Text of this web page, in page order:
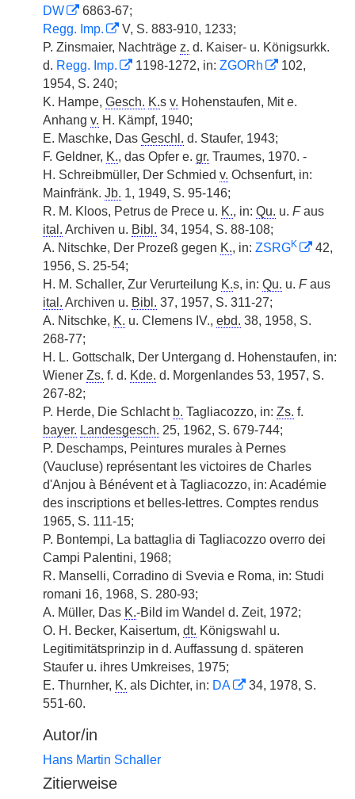
DW
6863-67;
Regg. Imp.
V, S. 883-910, 1233;
P. Zinsmaier, Nachträge z. d. Kaiser- u. Königsurkk.
d. Regg. Imp. 1198-1272, in: ZGORh
102,
1954, S. 240;
K. Hampe, Gesch. K.s v. Hohenstaufen, Mit e.
Anhang v. H. Kämpf, 1940;
E. Maschke, Das Geschl. d. Staufer, 1943;
F. Geldner, K., das Opfer e. gr. Traumes, 1970. -
H. Schreibmüller, Der Schmied v. Ochsenfurt, in:
Mainfränk. Jb. 1, 1949, S. 95-146;
R. M. Kloos, Petrus de Prece u. K., in: Qu. u. Faus
ital. Archiven u. Bibl. 34, 1954, S. 88-108;
A. Nitschke, Der Prozeß gegen K., in: ZSRGK
42,
1956, S. 25-54;
H. M. Schaller, Zur Verurteilung K.s, in: Qu. u. Faus
ital. Archiven u. Bibl. 37, 1957, S. 311-27;
A. Nitschke, K. u. Clemens IV., ebd. 38, 1958, S.
268-77;
H. L. Gottschalk, Der Untergang d. Hohenstaufen, in:
Wiener Zs. f. d. Kde. d. Morgenlandes 53, 1957, S.
267-82;
P. Herde, Die Schlacht b. Tagliacozzo, in: Zs. f.
bayer. Landesgesch. 25, 1962, S. 679-744;
P. Deschamps, Peintures murales à Pernes
(Vaucluse) représentant les victoires de Charles
d'Anjou à Bénévent et à Tagliacozzo, in: Académie
des inscriptions et belles-lettres. Comptes rendus
1965, S. 111-15;
P. Bontempi, La battaglia di Tagliacozzo overro dei
Campi Palentini, 1968;
R. Manselli, Corradino di Svevia e Roma, in: Studi
romani 16, 1968, S. 280-93;
A. Müller, Das K.-Bild im Wandel d. Zeit, 1972;
O. H. Becker, Kaisertum, dt. Königswahl u.
Legitimitätsprinzip in d. Auffassung d. späteren
Staufer u. ihres Umkreises, 1975;
E. Thurnher, K. als Dichter, in: DA
34, 1978, S.
551-60.
Autor/in
Hans Martin Schaller
Zitierweise